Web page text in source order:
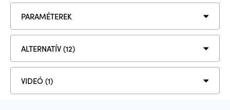
PARAMÉTEREK
ALTERNATÍV (12)
VIDEÓ (1)